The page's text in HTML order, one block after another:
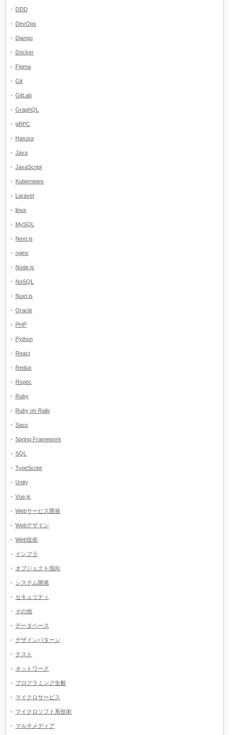
DDD
DevOps
Django
Docker
Figma
Git
GitLab
GraphQL
gRPC
Hasura
Java
JavaScript
Kubernetes
Laravel
linux
MySQL
Next.js
nginx
Node.js
NoSQL
Nuxt.js
Oracle
PHP
Python
React
Redux
Rspec
Ruby
Ruby on Rails
Sass
Spring Framework
SQL
TypeScript
Unity
Vue.js
Webサービス開発
Webデザイン
Web技術
インフラ
オブジェクト指向
システム開発
セキュリティ
その他
データベース
デザインパターン
テスト
ネットワーク
プログラミング全般
マイクロサービス
マイクロソフト系技術
マルチメディア